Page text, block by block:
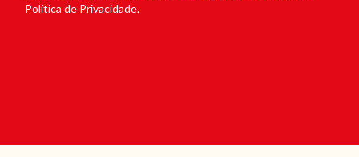
Política de Privacidade.